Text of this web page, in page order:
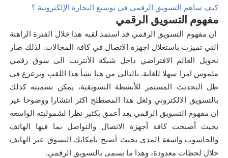
كيف ساهم التسويق الرقمي في توسيع التجارة الإلكترونية ؟
مفهوم التسويق الرقمي
ان مفهوم التسويق الرقمي قد استمد لقبه هذا خلال الفترة الراهنة
التي تميزت باستغلال اجهزة الاتصال في كافة المجالات. لذلك صار
تحويل العالم الافتراضي داخل شبكة الأنترنت الى سوق رقمي
ملموس امرا سهلا للغاية. بالتالي من هنا نشأ هذا اللقب وترعرع في
ظل التحديث المستمر للأنشطة التسويقية، يمكن تسميته كذلك
بالتسويق الالكتروني ولعل هذا المصطلح اكثر انتشارا ووضوحا غير
ان مفهوم التسويق الرقمي يعد أعمق بكثير نظرا لشموليته الواسعة
بحيث أصبحت كافة أجهزة الاتصال والتواصل بما فيها الهاتف
والحاسوب واسعة المدى بحيث أصبح بامكانك التسوق عبر الهاتف
خلال لحظات معدودة، وهذا ما يسمى بالتسويق الرقمي.